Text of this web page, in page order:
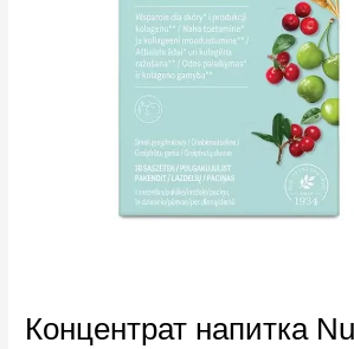
Концентрат напитка